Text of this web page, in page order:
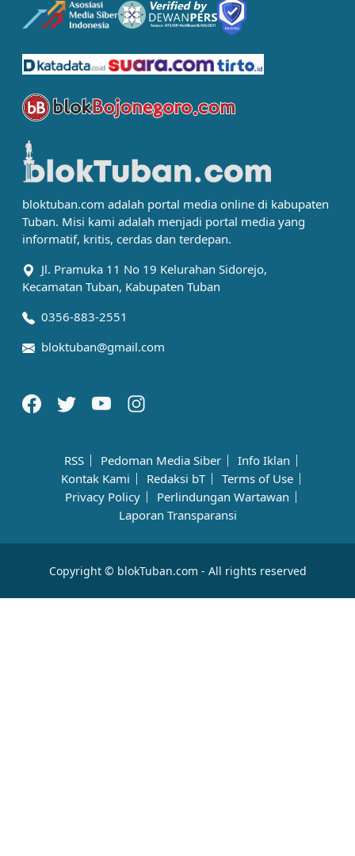
bloktuban.com adalah portal media online di kabupaten
Tuban. Misi kami adalah menjadi portal media yang
informatif, kritis, cerdas dan terdepan.
Jl. Pramuka 11 No 19 Kelurahan Sidorejo,
Kecamatan Tuban, Kabupaten Tuban
0356-883-2551
bloktuban@gmail.com
RSS Pedoman Media Siber
Info Iklan
Kontak Kami
Redaksi bT
Terms of Use
Privacy Policy
Perlindungan Wartawan
Laporan Transparansi
Copyright © blokTuban.com - All rights reserved